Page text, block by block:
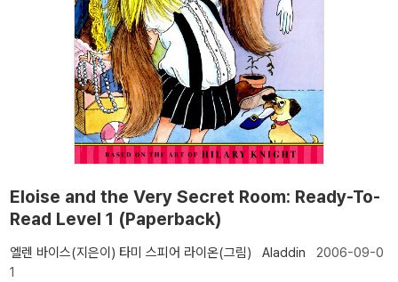
Eloise and the Very Secret Room: Ready-To-
Read Level 1 (Paperback)
엘렌 바이스(지은이) 타미 스피어 라이온(그림) Aladdin 2006-09-0
1